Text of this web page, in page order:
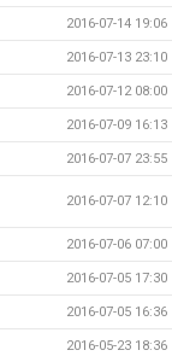
2016-07-14 19:06
2016-07-13 23:10
2016-07-12 08:00
2016-07-09 16:13
2016-07-07 23:55
2016-07-07 12:10
2016-07-06 07:00
2016-07-05 17:30
2016-07-05 16:36
2016-05-23 18:36